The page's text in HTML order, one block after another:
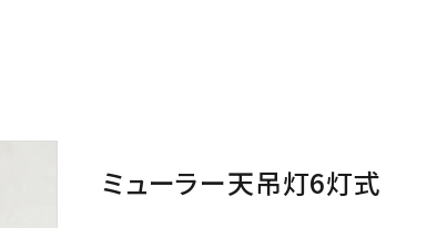
ミューラー天吊灯6灯式